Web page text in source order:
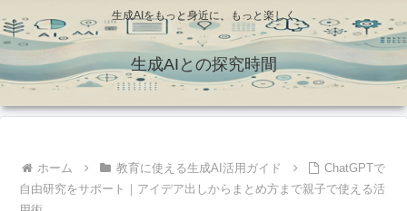
生成AIをもっと身近に、もっと楽しく
生成AIとの探究時間
ホーム 教育に使える生成AI活用ガイド
ChatGPTで
自由研究をサポート｜アイデア出しからまとめ方まで親子で使える活